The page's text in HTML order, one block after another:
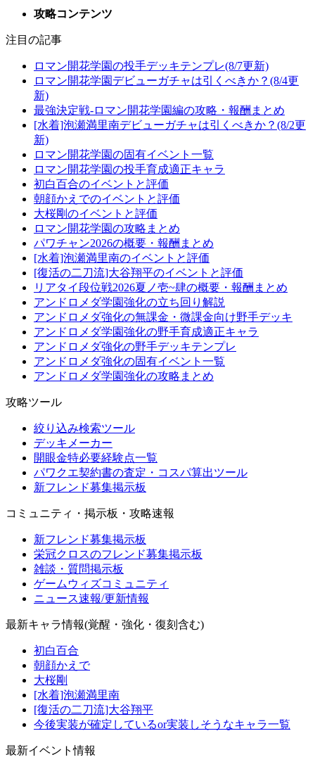
攻略コンテンツ
注目の記事
ロマン開花学園の投手デッキテンプレ(8/7更新)
ロマン開花学園デビューガチャは引くべきか？(8/4更
新)
最強決定戦-ロマン開花学園編の攻略・報酬まとめ
[水着]泡瀬満里南デビューガチャは引くべきか？(8/2更
新)
ロマン開花学園の固有イベント一覧
ロマン開花学園の投手育成適正キャラ
初白百合のイベントと評価
朝顔かえでのイベントと評価
大桜剛のイベントと評価
ロマン開花学園の攻略まとめ
パワチャン2026の概要・報酬まとめ
[水着]泡瀬満里南のイベントと評価
[復活の二刀流]大谷翔平のイベントと評価
リアタイ段位戦2026夏ノ壱~肆の概要・報酬まとめ
アンドロメダ学園強化の立ち回り解説
アンドロメダ強化の無課金・微課金向け野手デッキ
アンドロメダ学園強化の野手育成適正キャラ
アンドロメダ強化の野手デッキテンプレ
アンドロメダ強化の固有イベント一覧
アンドロメダ学園強化の攻略まとめ
攻略ツール
絞り込み検索ツール
デッキメーカー
開眼金特必要経験点一覧
パワクエ契約書の査定・コスパ算出ツール
新フレンド募集掲示板
コミュニティ・掲示板・攻略速報
新フレンド募集掲示板
栄冠クロスのフレンド募集掲示板
雑談・質問掲示板
ゲームウィズコミュニティ
ニュース速報/更新情報
最新キャラ情報(覚醒・強化・復刻含む)
初白百合
朝顔かえで
大桜剛
[水着]泡瀬満里南
[復活の二刀流]大谷翔平
今後実装が確定しているor実装しそうなキャラ一覧
最新イベント情報